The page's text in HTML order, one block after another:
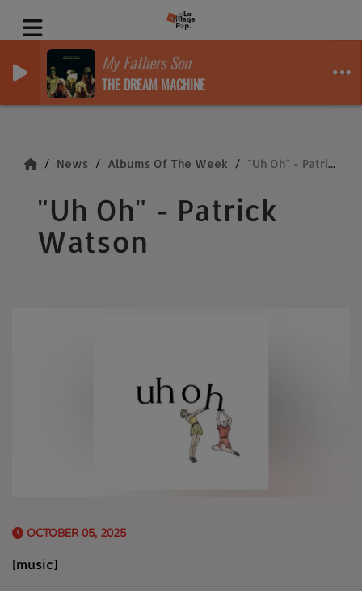
My Fathers Son
THE DREAM MACHINE
News Albums Of The Week "Uh Oh" - Patrick Watson
"Uh Oh" - Patrick
Watson
OCTOBER 05, 2025
[music]